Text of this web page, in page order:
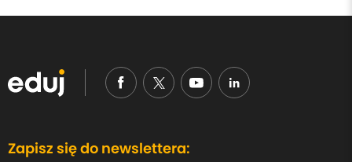
Zapisz się do newslettera: